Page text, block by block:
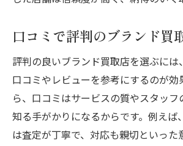
口コミで評判のブランド買
評判の良いブランド買取店を選ぶには
口コミやレビューを参考にするのが効
ら、口コミはサービスの質やスタッフ
知る手がかりになるからです。例えば
は査定が丁寧で、対応も親切といった